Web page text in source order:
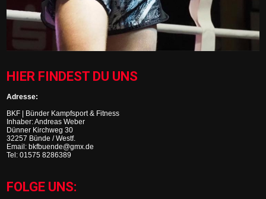
HIER FINDEST DU UNS
Adresse:
BKF | Bünder Kampfsport & Fitness
Inhaber: Andreas Weber
Dünner Kirchweg 30
32257 Bünde / Westf.
Email: bkfbuende@gmx.de
Tel: 01575 8286389
FOLGE UNS: